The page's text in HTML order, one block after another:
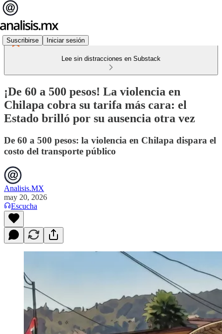
Suscribirse Iniciar sesión
Lee sin distracciones en Substack
¡De 60 a 500 pesos! La violencia en
Chilapa cobra su tarifa más cara: el
Estado brilló por su ausencia otra vez
De 60 a 500 pesos: la violencia en Chilapa dispara el
costo del transporte público
Analisis.MX
may 20, 2026
Escucha